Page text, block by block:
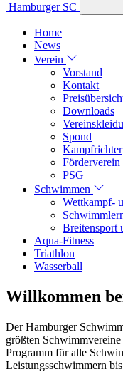
Hamburger SC
Home
News
Verein
Vorstand
Kontakt
Downloads
Spond
Kampfrichter
Förderverein
PSG
Schwimmen
Wettkampf-
Breitensport
Aqua-Fitness
Triathlon
Wasserball
Willkommen
Der Hamburger
größten
Programm für alle
Leistungsschwimmern